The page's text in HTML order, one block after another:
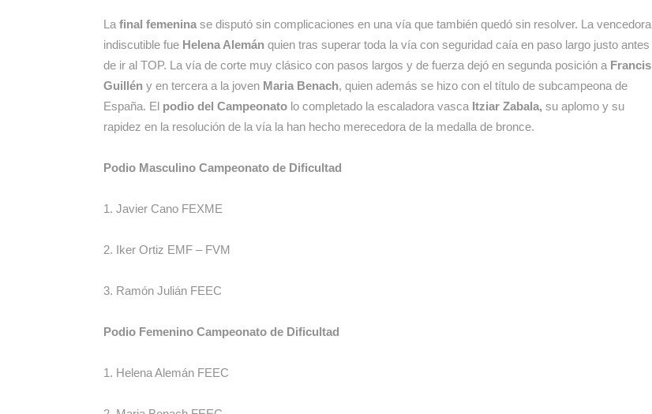
La final femenina se disputó sin complicaciones en una vía que también quedó sin resolver. La vencedora
indiscutible fue Helena Alemán quien tras superar toda la vía con seguridad caía en paso largo justo antes
de ir al TOP. La vía de corte muy clásico con pasos largos y de fuerza dejó en segunda posición a Francis
Guillén y en tercera a la joven Maria Benach, quien además se hizo con el título de subcampeona de
España. El podio del Campeonato lo completado la escaladora vasca Itziar Zabala, su aplomo y su
rapidez en la resolución de la vía la han hecho merecedora de la medalla de bronce.
Podio Masculino Campeonato de Dificultad
1. Javier Cano FEXME
2. Iker Ortiz EMF – FVM
3. Ramón Julián FEEC
Podio Femenino Campeonato de Dificultad
1. Helena Alemán FEEC